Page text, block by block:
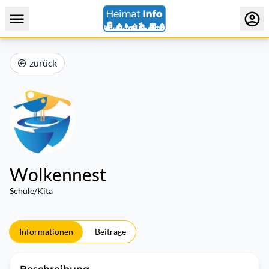
zurück
Wolkennest
Schule/Kita
Informationen Beiträge